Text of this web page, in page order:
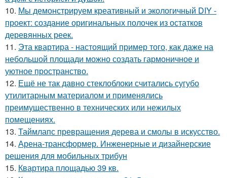
10. Мы демонстрируем креативный и экологичный DIY -
проект: создание оригинальных полочек из остатков
деревянных реек.
11. Эта квартира - настоящий пример того, как даже на
небольшой площади можно создать гармоничное и
уютное пространство.
12. Ещё не так давно стеклоблоки считались сугубо
утилитарным материалом и применялись
преимущественно в технических или нежилых
помещениях.
13. Таймлапс превращения дерева и смолы в искусство.
14. Арена-трансформер. Инженерные и дизайнерские
решения для мобильных трибун
15. Квартира площадью 39 кв.